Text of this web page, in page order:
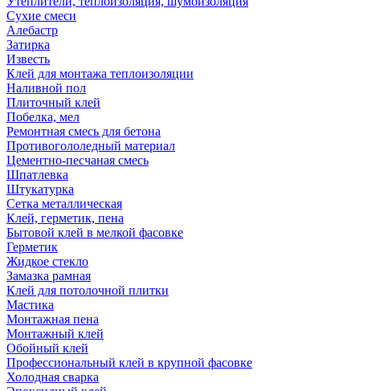
Сухие смеси
Алебастр
Затирка
Известь
Клей для монтажа теплоизоляции
Наливной пол
Плиточный клей
Побелка, мел
Ремонтная смесь для бетона
Противогололедный материал
Цементно-песчаная смесь
Шпатлевка
Штукатурка
Сетка металлическая
Клей, герметик, пена
Бытовой клей в мелкой фасовке
Герметик
Жидкое стекло
Замазка рамная
Клей для потолочной плитки
Мастика
Монтажная пена
Монтажный клей
Обойный клей
Профессиональный клей в крупной фасовке
Холодная сварка